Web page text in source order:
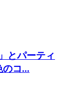
とパーティ
コ...